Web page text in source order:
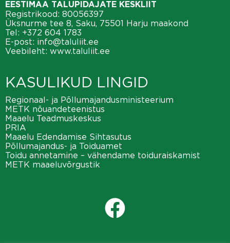
EESTIMAA TALUPIDAJATE KESKLIIT
Registrikood: 80056397
Üksnurme tee 8, Saku, 75501 Harju maakond
Tel: +372 604 1783
E-post: info@taluliit.ee
Veebileht: www.taluliit.ee
KASULIKUD LINGID
Regionaal- ja Põllumajandusministeerium
METK nõuandeteenistus
Maaelu Teadmuskeskus
PRIA
Maaelu Edendamise Sihtasutus
Põllumajandus- ja Toiduamet
Toidu annetamine – vähendame toiduraiskamist
METK maaeluvõrgustik